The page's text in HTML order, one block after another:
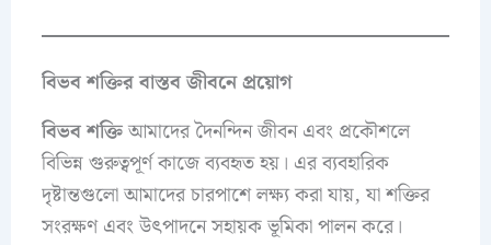
বিভব শক্তির বাস্তব জীবনে প্রয়োগ
বিভব শক্তিআমাদের দৈনন্দিন জীবন এবং প্রকৌশলে
বিভিন্ন গুরুত্বপূর্ণ কাজে ব্যবহৃত হয়। এর ব্যবহারিক
দৃষ্টান্তগুলো আমাদের চারপাশে লক্ষ্য করা যায়, যা শক্তির
সংরক্ষণ এবং উৎপাদনে সহায়ক ভূমিকা পালন করে।